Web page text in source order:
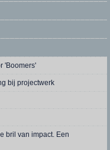
'Boomers'
bij projectwerk
bril van impact. Een